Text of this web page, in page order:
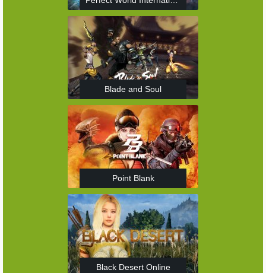
Blade and Soul
Point Blank
Black Desert Online